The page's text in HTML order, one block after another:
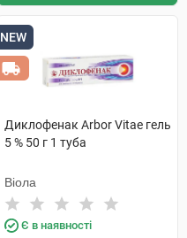
NEW
Диклофенак Arbor Vitae гель
5 % 50 г 1 туба
Віола
Є в наявності